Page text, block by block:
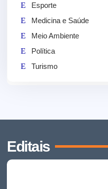
Esporte
Medicina e Saúde
Meio Ambiente
Política
Turismo
Editais